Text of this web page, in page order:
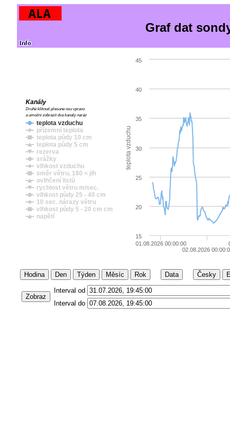
Graf dat
teplota vzduchu
teplota vzduchu
přízemní teplota
teplota půdy 10 cm
teplota půdy 5 cm
rezerva
srážky
vlhkost vzduchu
směr větru, 180 = jih
ovlhčení listů
rychlost větru m/sec.
vlhkost půdy 25 - 40 cm
10 sec. nárazy větru
vlhkost půdy 5 - 20 cm cm
napětí
Kanály
Druhé kliknutí přesune osu vpravo
a umožní zobrazit dva kanály naráz
01.08.2026 00:00:00
02.08.2026
15
20
25
30
35
40
45
Hodina Den Týden Měsíc Rok Data Česky
Zobraz
Interval od
Interval do